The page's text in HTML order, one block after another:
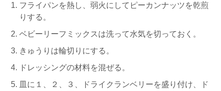
フライパンを熱し、弱火にしてピーカンナッツを乾煎
りする。
ベビーリーフミックスは洗って水気を切っておく。
きゅうりは輪切りにする。
ドレッシングの材料を混ぜる。
皿に１、２、３、ドライクランベリーを盛り付け、ド